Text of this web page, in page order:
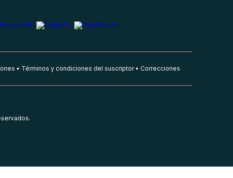
Términos y condiciones del suscriptor Correcciones